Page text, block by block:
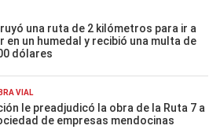
una ruta de 2 kilómetros para ir a
en un humedal y recibió una multa de
dólares
VIAL
le preadjudicó la obra de la Ruta 7 a
de empresas mendocinas